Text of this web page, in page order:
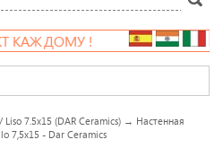
КАЖДОМУ !
Liso 7.5x15 (DAR Ceramics) → Настенная
7,5x15 - Dar Ceramics